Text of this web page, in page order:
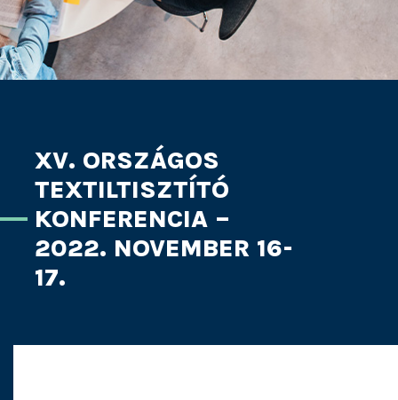
XV. ORSZÁGOS
TEXTILTISZTÍTÓ
KONFERENCIA –
2022. NOVEMBER 16-
17.